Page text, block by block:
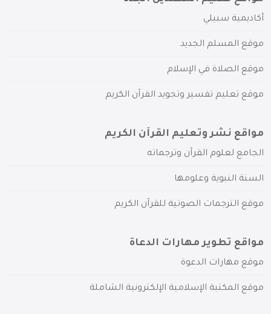
أكاديمية سبيلي
موقع المسلم الجديد
موقع الصلاة في الإسلام
موقع تعليم تفسير وتجويد القرآن الكريم
مواقع نشر وتعليم القرآن الكريم
الجامع لعلوم القرآن وترجماته
السنة النبوية وعلومها
موقع الترجمات الصوتية للقرآن الكريم
مواقع تطوير مهارات الدعاة
موقع مهارات الدعوة
موقع المكتبة الإسلامية الإلكترونية الشاملة